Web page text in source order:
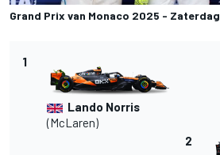
Grand Prix van Monaco 2025 - Zaterdag
1
Lando Norris
(McLaren)
2